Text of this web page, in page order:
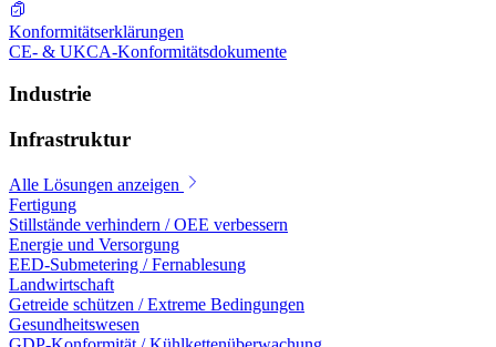
Konformitätserklärungen
CE- & UKCA-Konformitätsdokumente
Industrie
Infrastruktur
Alle Lösungen anzeigen
Fertigung
Stillstände verhindern / OEE verbessern
Energie und Versorgung
EED-Submetering / Fernablesung
Landwirtschaft
Getreide schützen / Extreme Bedingungen
Gesundheitswesen